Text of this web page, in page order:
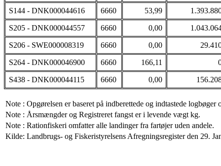
S144 - DNK000044616 6660 53,99
S205 - DNK000044557 6660 0,00
S206 - SWE000008319 6660 0,00
S264 - DNK000046900 6660 166,11
S438 - DNK000044115 6660 0,00
Note : Opgørelsen er baseret på indberettede og indtastede logbøger
Note : Årsmængder og Registreret fangst er i levende vægt kg.
Note : Rationfiskeri omfatter alle landinger fra fartøjer uden andele.
Kilde: Landbrugs- og Fiskeristyrelsens Afregningsregister den 29.